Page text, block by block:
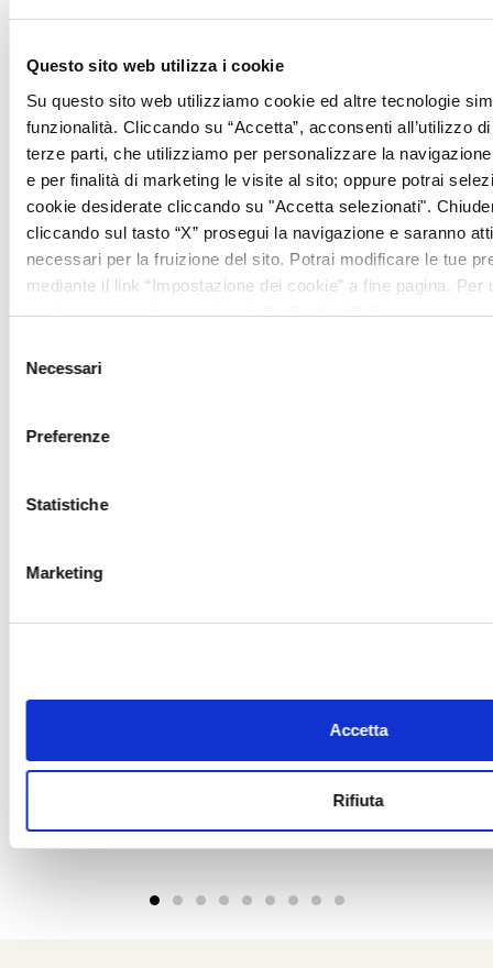
Questo sito web utilizza i cookie
Su questo sito web utilizziamo cookie ed altre tecnologie
funzionalità. Cliccando su “Accetta”, acconsenti all’utilizzo
terze parti, che utilizziamo per personalizzare la
e per finalità di marketing le visite al sito; oppure potrai
cookie desiderate cliccando su "Accetta selezionati".
cliccando sul tasto “X” prosegui la navigazione e saranno
necessari per la fruizione del sito. Potrai modificare le tue
mediante il link “Impostazione dei cookie” a fine pagina. Per
invitiamo a prendere visione dellaCookie Policy.
delNecessari
Preferenze
Statistiche
Marketing
Accetta
Rifiuta
Il Menu
Protagonisti del
menù per stupire gli
ospiti a tavola le
migliori produzioni
della nostra terra: i
grani della Val
d’Orcia, le paste
fatte in casa, i sughi